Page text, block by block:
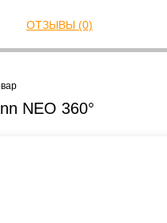
ОТЗЫВЫ (0)
NEO 360°